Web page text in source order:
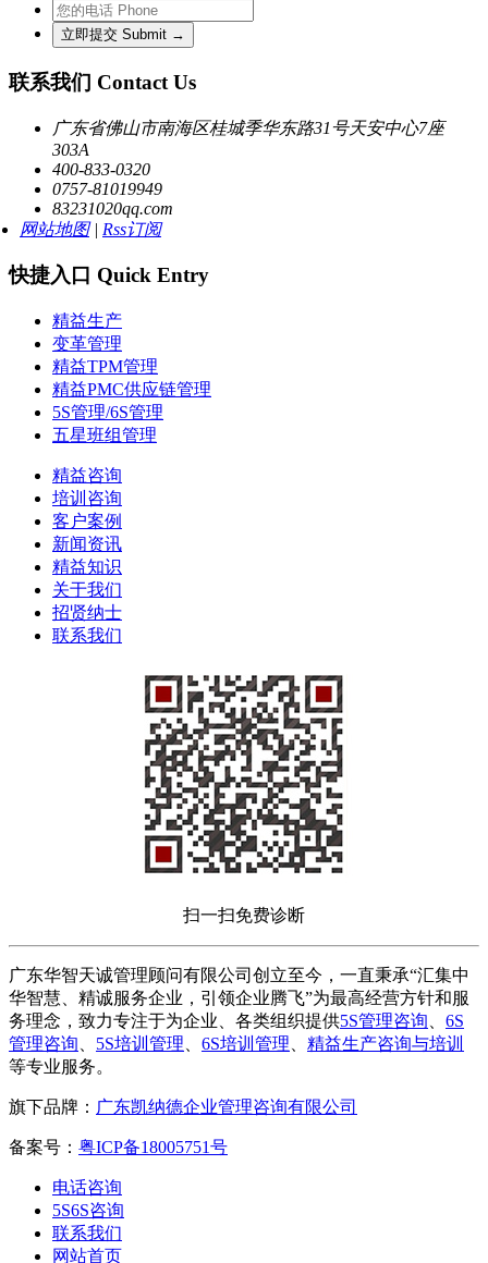
联系我们 Contact Us
广东省佛山市南海区桂城季华东路31号天安中心7座
303A
400-833-0320
0757-81019949
83231020qq.com
网站地图| Rss订阅
快捷入口 Quick Entry
精益生产
变革管理
精益TPM管理
精益PMC供应链管理
5S管理/6S管理
五星班组管理
精益咨询
培训咨询
客户案例
新闻资讯
精益知识
关于我们
招贤纳士
联系我们
扫一扫免费诊断
广东华智天诚管理顾问有限公司创立至今，一直秉承“汇集中
华智慧、精诚服务企业，引领企业腾飞”为最高经营方针和服
务理念，致力专注于为企业、各类组织提供5S管理咨询
6S
管理咨询
5S培训管理 6S培训管理
精益生产咨询与培训
等专业服务。
旗下品牌： 广东凯纳德企业管理咨询有限公司
备案号： 粤ICP备18005751号
电话咨询
5S6S咨询
联系我们
网站首页